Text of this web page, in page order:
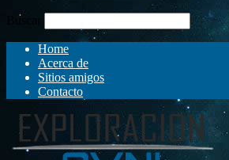
Buscar
Home
Acerca de
Sitios amigos
Contacto